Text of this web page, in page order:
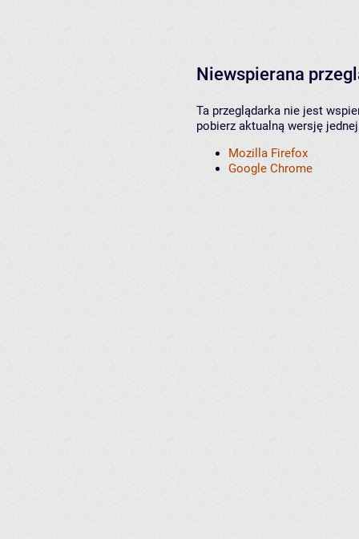
Niewspierana
Ta przeglądarka nie jest
pobierz aktualną wersję
Mozilla Firefox
Google Chrome